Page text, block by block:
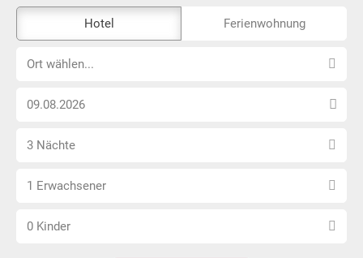
Externe-
Buchungstool
nicht
Hotel Ferienwohnung
OrtOrt wählen...
Anreise
wählen
Anzahl
wählen
3 Nächte
Anzahl
wählen
1 Erwachsener
Anzahl
0 Kinder